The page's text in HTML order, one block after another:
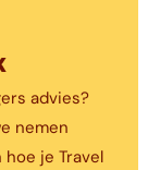
advies?
nemen
je Travel